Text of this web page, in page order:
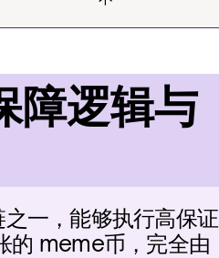
障逻辑与
一，能够执行高保证
meme币，完全由